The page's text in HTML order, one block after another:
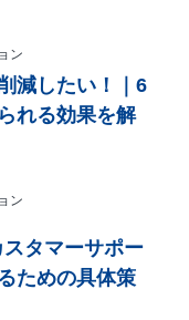
ン
減したい！｜6
れる効果を解
ン
タマーサポー
ための具体策